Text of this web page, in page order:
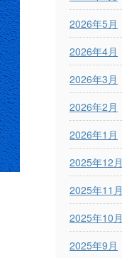
2026年5月
2026年4月
2026年3月
2026年2月
2026年1月
2025年12月
2025年11月
2025年10月
2025年9月